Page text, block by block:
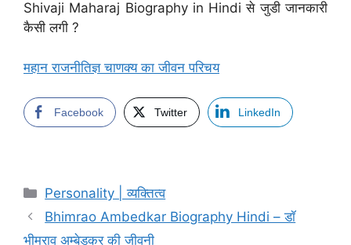
Shivaji Maharaj Biography in Hindi से जुडी जानकारी
कैसी लगी ?
महान राजनीतिज्ञ चाणक्य का जीवन परिचय
Facebook Twitter LinkedIn
Categories
Personality | व्यक्तित्व
Bhimrao Ambedkar Biography Hindi – डॉ
भीमराव अम्बेडकर की जीवनी